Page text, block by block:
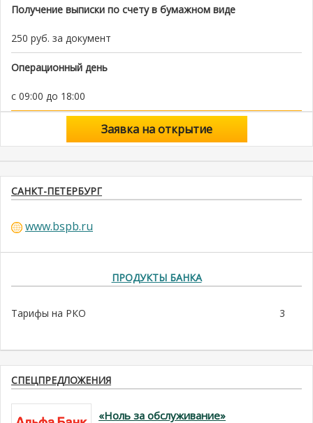
Получение выписки по счету в бумажном виде
250 руб. за документ
Операционный день
с 09:00 до 18:00
Заявка на открытие
САНКТ-ПЕТЕРБУРГ
www.bspb.ru
ПРОДУКТЫ БАНКА
Тарифы на РКО 3
СПЕЦПРЕДЛОЖЕНИЯ
«Ноль за обслуживание»